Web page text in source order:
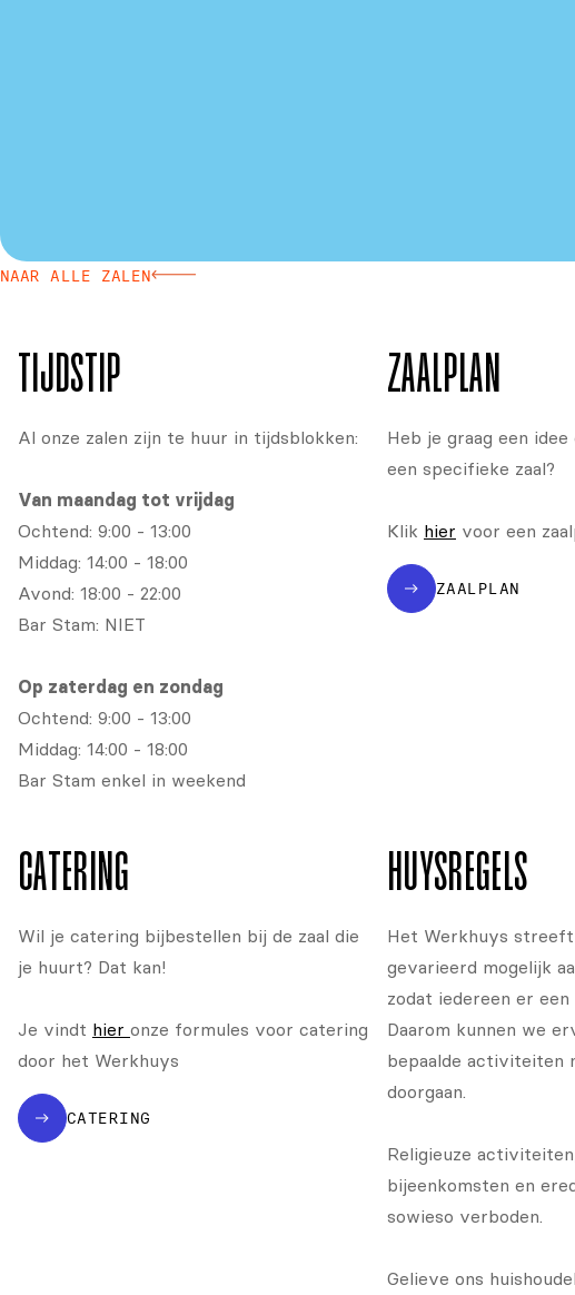
NAAR ALLE ZALEN
TIJDSTIP
Al onze zalen zijn te huur in tijdsblokken:
Van maandag tot vrijdag
Ochtend: 9:00 - 13:00
Middag: 14:00 - 18:00
Avond: 18:00 - 22:00
Bar Stam: NIET
Op zaterdag en zondag
Ochtend: 9:00 - 13:00
Middag: 14:00 - 18:00
Bar Stam enkel in weekend
ZAALPLAN
Heb je graag een
een specifieke zaal?
Klik hier voor een
ZAALPLAN
CATERING
Wil je catering bijbestellen bij de zaal die
je huurt? Dat kan!
Je vindt hier onze formules voor catering
door het Werkhuys
CATERING
HUYSREGELS
Het Werkhuys streeft
gevarieerd mogelijk
zodat iedereen er
Daarom kunnen we
bepaalde activiteiten
doorgaan.
Religieuze
bijeenkomsten en
sowieso verboden.
Gelieve ons